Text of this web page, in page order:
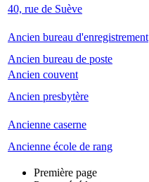
40, rue de Suève
Ancien bureau d'enregistrement
Ancien bureau de poste
Ancien couvent
Ancien presbytère
Ancienne caserne
Ancienne école de rang
Première page